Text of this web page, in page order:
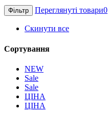
Фільтр Переглянуті товари0
Скинути все
Сортування
NEW
Sale
Sale
ЦІНА
ЦІНА